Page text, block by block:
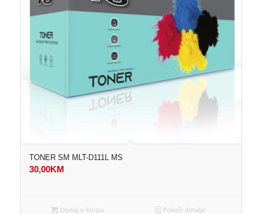
TONER SM MLT-D111L MS
30,00KM
Dodaj u korpu Pokaži detalje